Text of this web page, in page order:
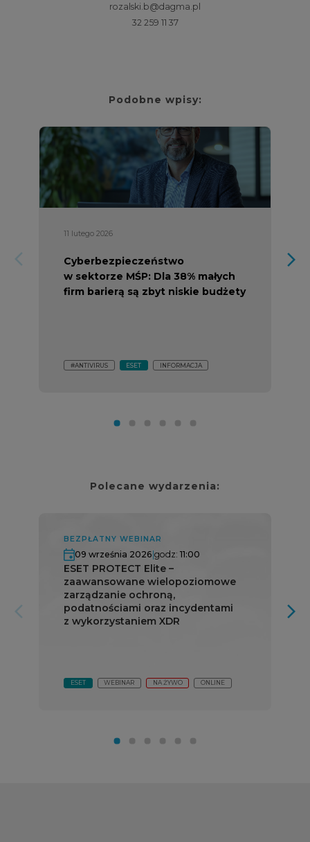
rozalski.b@dagma.pl
32 259 11 37
Podobne wpisy:
arrow_forward_ios
11 lutego 2026
Cyberbezpieczeństwo
w sektorze MŚP: Dla 38% małych
firm barierą są zbyt niskie budżety
#ANTIVIRUS ESET INFORMACJA
arrow_forward_ios
Polecane wydarzenia:
arrow_forward_ios
BEZPŁATNY WEBINAR
09 września 2026 |godz:11:00
ESET PROTECT Elite –
zaawansowane wielopoziomowe
zarządzanie ochroną,
podatnościami oraz incydentami
z wykorzystaniem XDR
ESET WEBINAR NA ŻYWO ONLINE
arrow_forward_ios